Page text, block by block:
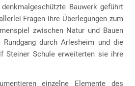
Bauwerk geführt
Fragen ihre Überlegungen zum
zwischen Natur und Bauen
durch Arlesheim und die
Steiner Schule erweiterten sie ihre
einzelne Elemente des